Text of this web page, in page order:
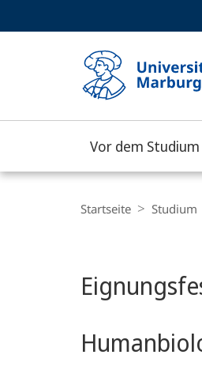
Philipps-
Universität
Marburg
Vor dem Studium
Navigation
Startseite Studium